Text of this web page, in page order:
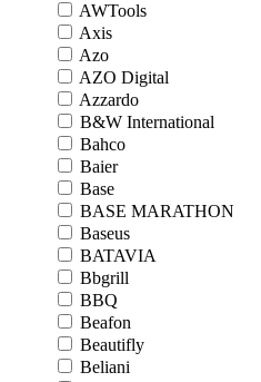
AWTools
Axis
Azo
AZO Digital
Azzardo
B&W International
Bahco
Baier
Base
BASE MARATHON
Baseus
BATAVIA
Bbgrill
BBQ
Beafon
Beautifly
Beliani